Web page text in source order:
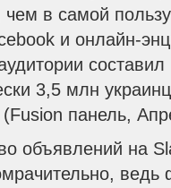
в самой
и онлайн-
3,5 млн
панель,
объявлений на
ведь